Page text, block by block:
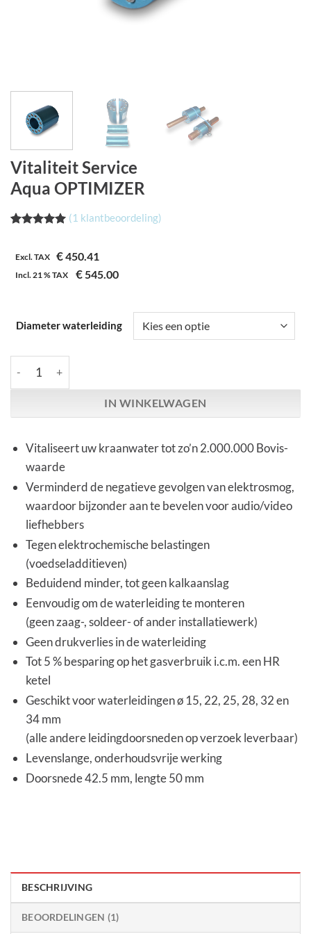
Vitaliteit Service
Aqua OPTIMIZER
gebaseerd
klantbeoordeling
(1 klantbeoordeling)
Excl. TAX €450.41
Incl.21 %TAX € 545.00
Diameter waterleiding
IN WINKELWAGEN
Vitaliseert uw kraanwater tot zo’n 2.000.000 Bovis-
waarde
Verminderd de negatieve gevolgen van elektrosmog,
waardoor bijzonder aan te bevelen voor audio/video
liefhebbers
Tegen elektrochemische belastingen
(voedseladditieven)
Beduidend minder, tot geen kalkaanslag
Eenvoudig om de waterleiding te monteren
(geen zaag-, soldeer- of ander installatiewerk)
Geen drukverlies in de waterleiding
Tot 5 % besparing op het gasverbruik i.c.m. een HR
ketel
Geschikt voor waterleidingen ø 15, 22, 25, 28, 32 en
34 mm
(alle andere leidingdoorsneden op verzoek leverbaar)
Levenslange, onderhoudsvrije werking
Doorsnede 42.5 mm, lengte 50 mm
BESCHRIJVING
BEOORDELINGEN (1)